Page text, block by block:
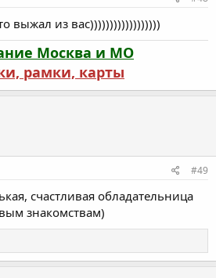
выжал из вас))))))))))))))))))
Москва и МО
рамки, карты
#49
счастливая обладательница
знакомствам)